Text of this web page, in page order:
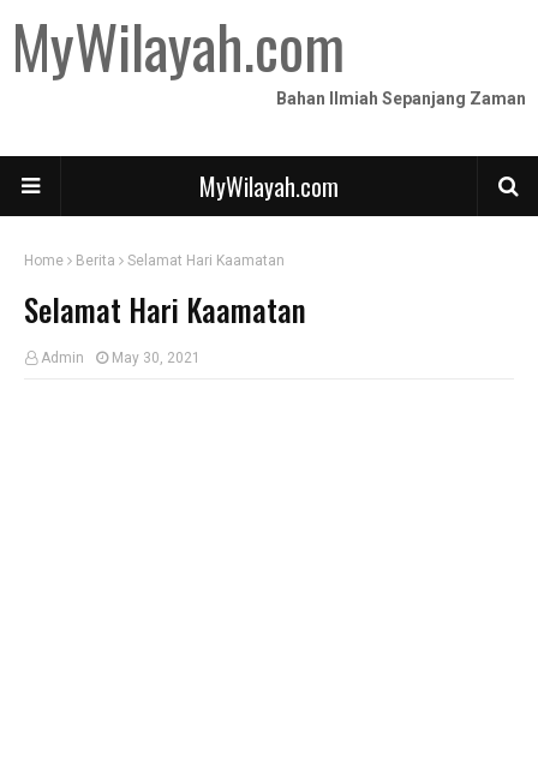
MyWilayah.com
Bahan Ilmiah Sepanjang Zaman
MyWilayah.com
Home Berita Selamat Hari Kaamatan
Selamat Hari Kaamatan
Admin May 30, 2021